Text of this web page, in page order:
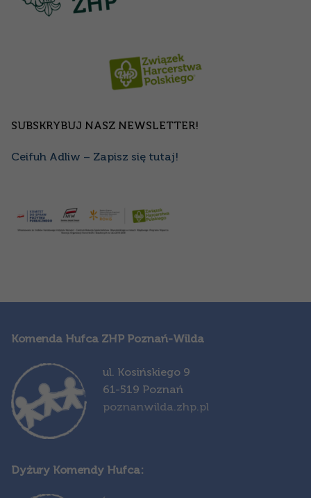
SUBSKRYBUJ NASZ NEWSLETTER!
Ceifuh Adliw – Zapisz się tutaj!
Komenda Hufca ZHP Poznań-Wilda
ul. Kosińskiego 9
61-519 Poznań
poznanwilda.zhp.pl
Dyżury Komendy Hufca: